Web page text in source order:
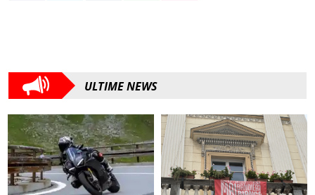
ULTIME NEWS